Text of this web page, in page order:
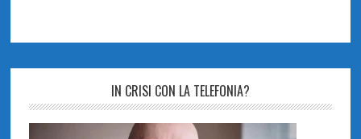
IN CRISI CON LA TELEFONIA?